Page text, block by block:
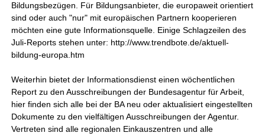
Bildungsbezügen. Für Bildungsanbieter, die europaweit orientiert
sind oder auch "nur" mit europäischen Partnern kooperieren
möchten eine gute Informationsquelle. Einige Schlagzeilen des
Juli-Reports stehen unter: http://www.trendbote.de/aktuell-
bildung-europa.htm
Weiterhin bietet der Informationsdienst einen wöchentlichen
Report zu den Ausschreibungen der Bundesagentur für Arbeit,
hier finden sich alle bei der BA neu oder aktualisiert eingestellten
Dokumente zu den vielfältigen Ausschreibungen der Agentur.
Vertreten sind alle regionalen Einkauszentren und alle